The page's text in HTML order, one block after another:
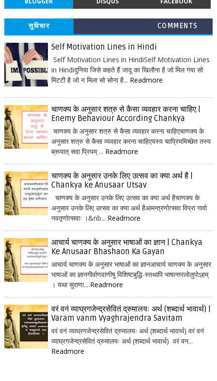
सुविचार COMMENTS
Self Motivation Lines in Hindi
Self Motivation Lines in HindiSelf Motivation Lines
in Hindiदुनिया जिसे कहते हैं जादू का खिलौना है जो मिल गया सो
मिटटी है जो न मिला सो सोना है... Readmore
चाणक्य के अनुसार शत्रु से कैसा व्यवहार करना चाहिए |
Enemy Behaviour According Chankya
चाणक्य के अनुसार शत्रु से कैसा व्यवहार करना चाहिएचाणक्य के
अनुसार शत्रु से कैसा व्यवहार करना चाहिएयस्य चाप्रियमिच्छेत तस्य
ब्रूयात् सदा प्रियम् ... Readmore
चाणक्य के अनुसार उनके लिए उत्सव का क्या अर्थ है |
Chankya ke Anusaar Utsav
चाणक्य के अनुसार उनके लिए उत्सव का क्या अर्थ हैचाणक्य के
अनुसार उनके लिए उत्सव का क्या अर्थ हैआमन्त्रणोत्सवा विप्रा गावो
नवतृणोत्सवाः ।&nb... Readmore
आचार्य चाणक्य के अनुसार भाषाओं का ज्ञान | Chankya
Ke Anusaar Bhashaon Ka Gayan
आचार्य चाणक्य के अनुसार भाषाओं का ज्ञानआचार्य चाणक्य के अनुसार
भाषाओं का ज्ञानगीर्वाणवाणीषु विशिष्टबुद्धि-स्तथापि भाषान्तरलोलुपोऽहम्
। यथा सुराणा... Readmore
वरं वनं व्याघ्रगजेन्द्रसेवितं द्रुमालयः अर्थ (शब्दार्थ भावार्थ) |
Varam vanm Vyaghrajendra Savitam
वरं वनं व्याघ्रगजेन्द्रसेवितं द्रुमालयः अर्थ (शब्दार्थ भावार्थ) वरं वनं
व्याघ्रगजेन्द्रसेवितं द्रुमालयः अर्थ (शब्दार्थ भावार्थ) वरं वन...
Readmore